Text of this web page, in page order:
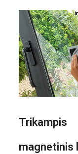
Trikampis
magnetinis